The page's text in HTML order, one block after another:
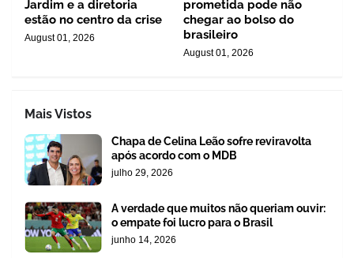
Jardim e a diretoria
estão no centro da crise
August 01, 2026
prometida pode não
chegar ao bolso do
brasileiro
August 01, 2026
Mais Vistos
Chapa de Celina Leão sofre reviravolta
após acordo com o MDB
julho 29, 2026
A verdade que muitos não queriam ouvir:
o empate foi lucro para o Brasil
junho 14, 2026